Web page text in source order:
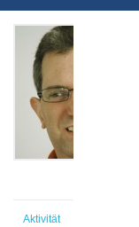
Aktivität